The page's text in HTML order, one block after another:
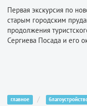
Первая экскурсия по
старым городским
продолжения
Сергиева Посада и его
главное